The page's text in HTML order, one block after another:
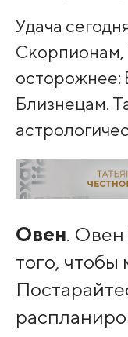
Удача
Скорпионам,
осторожнее:
Близнецам.
Овен. Овен
того, чтобы